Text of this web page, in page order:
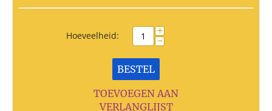
Hoeveelheid: +
−
BESTEL
TOEVOEGEN AAN
VERLANGLIJST